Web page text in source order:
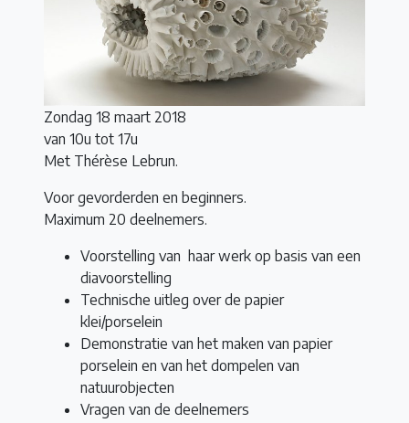
Zondag 18 maart 2018
van 10u tot 17u
Met Thérèse Lebrun.
Voor gevorderden en beginners.
Maximum 20 deelnemers.
Voorstelling van haar werk op basis van een
diavoorstelling
Technische uitleg over de papier
klei/porselein
Demonstratie van het maken van papier
porselein en van het dompelen van
natuurobjecten
Vragen van de deelnemers